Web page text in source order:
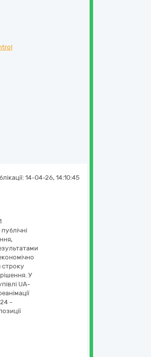
14-04-26, 14:10:45
строку
У
UA-
-